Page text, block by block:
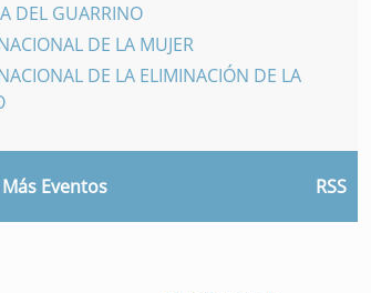
DEL GUARRINO
DE LA MUJER
DE LA ELIMINACIÓN DE LA
Más Eventos RSS